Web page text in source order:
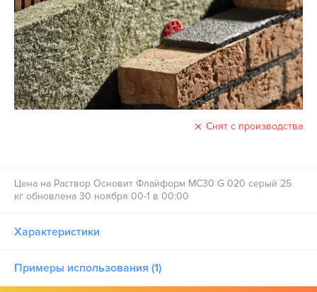
Снят с производства
Цена на Раствор Основит Флайформ MC30 G 020 серый 25
кг обновлена 30 ноября 00-1 в 00:00
Характеристики
Примеры использования (1)